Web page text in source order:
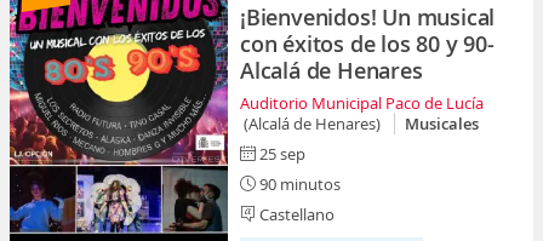
¡Bienvenidos! Un musical
con éxitos de los 80 y 90-
Alcalá de Henares
Auditorio Municipal Paco de Lucía
(Alcalá de Henares)
Musicales
25 sep
90 minutos
Castellano